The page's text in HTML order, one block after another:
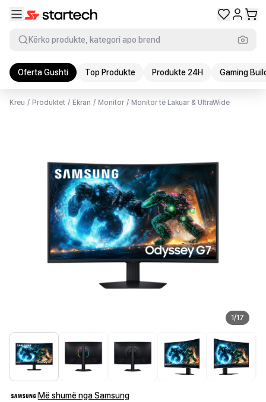
Kërko produkte, kategori apo brend
Oferta Gushti Top Produkte Produkte 24H Gaming
Kreu / Produktet / Ekran / Monitor / Monitor të Lakuar & UltraWide
1/17
Më shumë nga Samsung